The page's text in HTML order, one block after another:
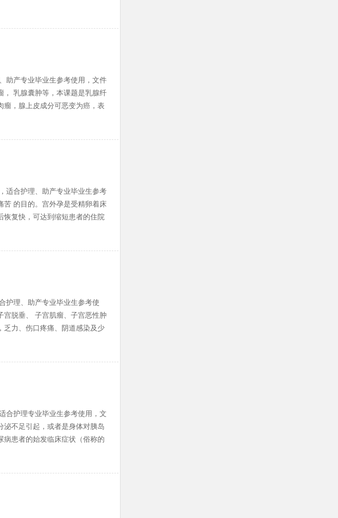
助产专业毕业生参考使用，文件
， 乳腺囊肿等，本课题是乳腺纤
，腺上皮成分可恶变为癌，表
适合护理、助产专业毕业生参考
的目的。宫外孕是受精卵着床
恢复快，可达到缩短患者的住院
护理、助产专业毕业生参考使
脱垂、 子宫肌瘤、子宫恶性肿
力、伤口疼痛、阴道感染及少
合护理专业毕业生参考使用，文
不足引起，或者是身体对胰岛
患者的始发临床症状（俗称的